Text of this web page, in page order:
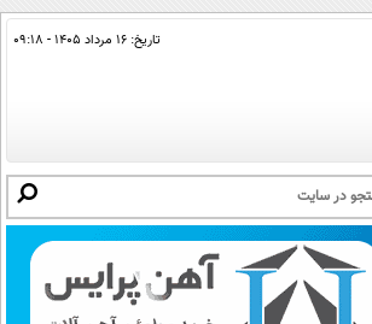
تاریخ: ۱۶ مرداد ۱۴۰۵ - ۰۹:۱۸